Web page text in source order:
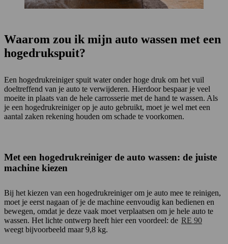
Waarom zou ik mijn auto wassen met een
hogedrukspuit?
Een hogedrukreiniger spuit water onder hoge druk om het vuil
doeltreffend van je auto te verwijderen. Hierdoor bespaar je veel
moeite in plaats van de hele carrosserie met de hand te wassen. Als
je een hogedrukreiniger op je auto gebruikt, moet je wel met een
aantal zaken rekening houden om schade te voorkomen.
Met een hogedrukreiniger de auto wassen: de juiste
machine kiezen
Bij het kiezen van een hogedrukreiniger om je auto mee te reinigen,
moet je eerst nagaan of je de machine eenvoudig kan bedienen en
bewegen, omdat je deze vaak moet verplaatsen om je hele auto te
wassen. Het lichte ontwerp heeft hier een voordeel: de RE 90
weegt bijvoorbeeld maar 9,8 kg.